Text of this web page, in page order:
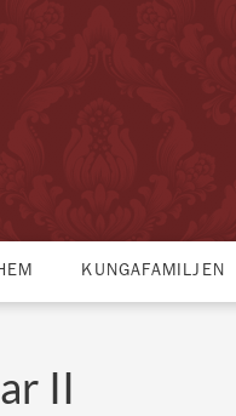
KUNGAFAMILJEN
II